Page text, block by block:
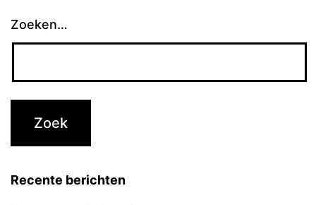
Zoeken…
Recente berichten